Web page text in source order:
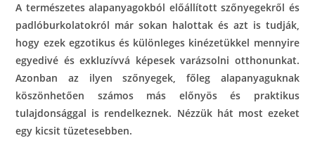
A természetes alapanyagokból előállított szőnyegekről és
padlóburkolatokról már sokan halottak és azt is tudják,
hogy ezek egzotikus és különleges kinézetükkel mennyire
egyedivé és exkluzívvá képesek varázsolni otthonunkat.
Azonban az ilyen szőnyegek, főleg alapanyaguknak
köszönhetően számos más előnyös és praktikus
tulajdonsággal is rendelkeznek. Nézzük hát most ezeket
egy kicsit tüzetesebben.